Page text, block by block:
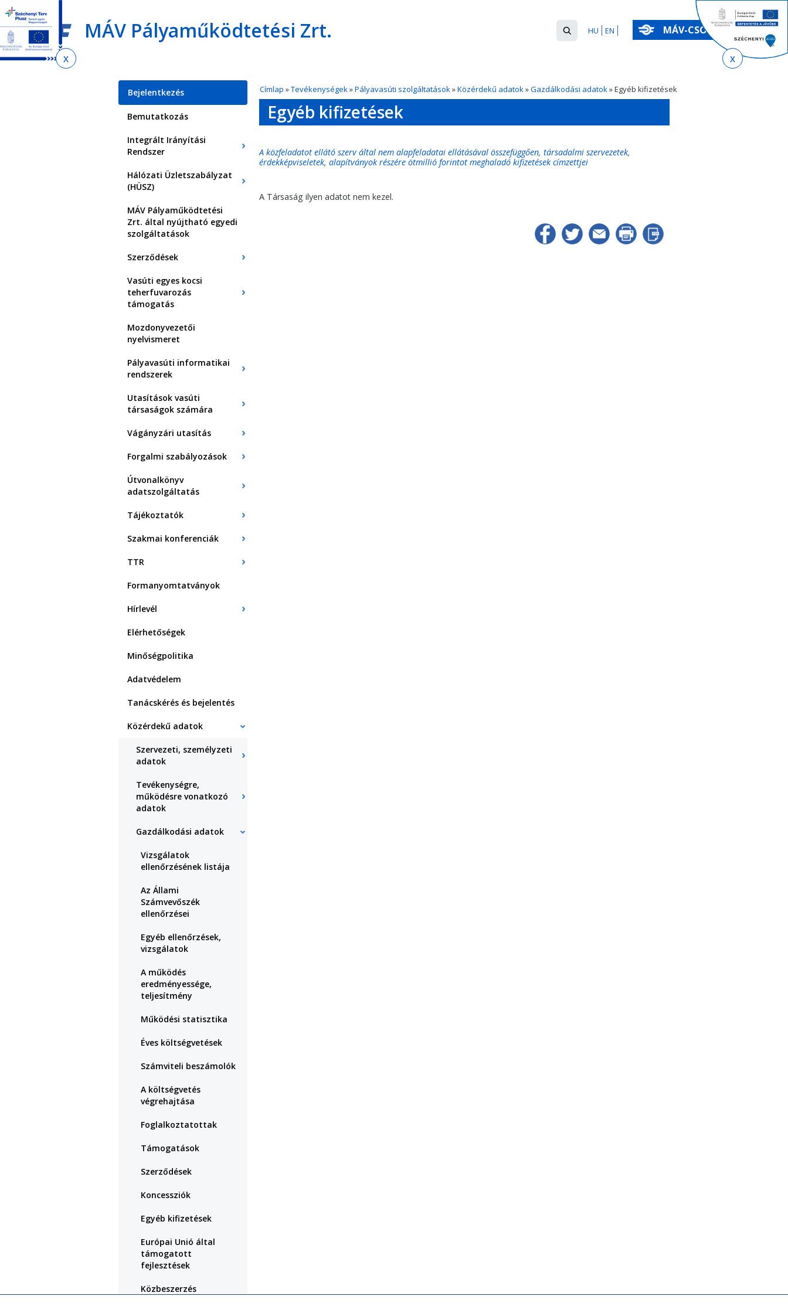
Ugrás
az
almenühöz
Ugrás
tartalomra
Ugrás
az
oldaltérképre
MÁV Pályaműködtetési Zrt. EN
HU
Keresés
űrlap
Keresés
MÁV-CSOPORT
hely
Címlap »Tevékenységek»Pályavasúti szolgáltatások»Közérdekű adatok»Gazdálkodási adatok» Egyéb kifizetések
Bejelentkezés
Bemutatkozás
Integrált Irányítási
Rendszer
Hálózati Üzletszabályzat
(HÜSZ)
MÁV Pályaműködtetési
Zrt. által nyújtható egyedi
szolgáltatások
Szerződések
Vasúti egyes kocsi
teherfuvarozás
támogatás
Mozdonyvezetői
nyelvismeret
Pályavasúti informatikai
rendszerek
Utasítások vasúti
társaságok számára
Vágányzári utasítás
Forgalmi szabályozások
Útvonalkönyv
adatszolgáltatás
Tájékoztatók
Szakmai konferenciák
TTR
Formanyomtatványok
Hírlevél
Elérhetőségek
Minőségpolitika
Adatvédelem
Tanácskérés és bejelentés
Közérdekű adatok
Szervezeti, személyzeti
adatok
Tevékenységre,
működésre vonatkozó
adatok
Gazdálkodási adatok
Vizsgálatok
ellenőrzésének listája
Az Állami
Számvevőszék
ellenőrzései
Egyéb ellenőrzések,
vizsgálatok
A működés
eredményessége,
teljesítmény
Működési statisztika
Éves költségvetések
Számviteli beszámolók
A költségvetés
végrehajtása
Foglalkoztatottak
Támogatások
Szerződések
Koncessziók
Egyéb kifizetések
Európai Unió által
támogatott
fejlesztések
Közbeszerzés
Egyéb kifizetések
A közfeladatot ellátó szerv által nem alapfeladatai ellátásával összefüggően, társadalmi szervezetek,
érdekképviseletek, alapítványok részére ötmillió forintot meghaladó kifizetések címzettjei
A Társaság ilyen adatot nem kezel.